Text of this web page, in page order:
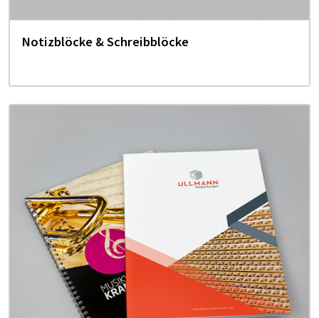
Notizblöcke & Schreibblöcke